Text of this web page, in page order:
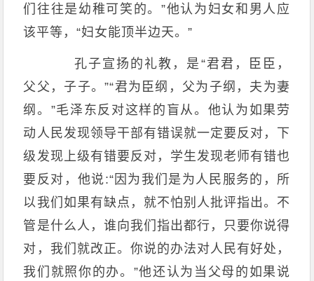
们往往是幼稚可笑的。”他认为妇女和男人应
该平等，“妇女能顶半边天。”
孔子宣扬的礼教，是“君君，臣臣，
父父，子子。”“君为臣纲，父为子纲，夫为妻
纲。”毛泽东反对这样的盲从。他认为如果劳
动人民发现领导干部有错误就一定要反对，下
级发现上级有错要反对，学生发现老师有错也
要反对，他说:“因为我们是为人民服务的，所
以我们如果有缺点，就不怕别人批评指出。不
管是什么人，谁向我们指出都行，只要你说得
对，我们就改正。你说的办法对人民有好处，
我们就照你的办。”他还认为当父母的如果说